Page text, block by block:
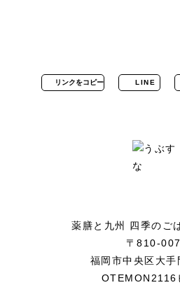
リンクをコピー LINE
薬膳と九州 四季のご
〒810-
福岡市中央区大
OTEMON2116